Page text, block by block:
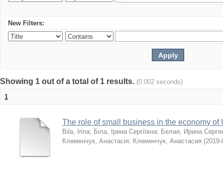
New Filters:
Showing 1 out of a total of 1 results. (0.002 seconds)
1
The role of small business in the economy of
Bila, Irina; Біла, Ірина Сергіївна; Белая, Ирина
Клеменчук, Анастасія; Клеменчук, Анастасия (2019-